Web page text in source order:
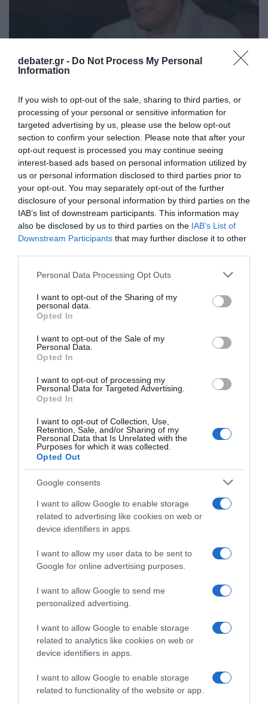
debater.gr - Do Not Process My Personal
Information
If you wish to opt-out of the sale, sharing to third parties, or
processing of your personal or sensitive information for
targeted advertising by us, please use the below opt-out
section to confirm your selection. Please note that after your
opt-out request is processed you may continue seeing
interest-based ads based on personal information utilized by
us or personal information disclosed to third parties prior to
your opt-out. You may separately opt-out of the further
disclosure of your personal information by third parties on the
IAB’s list of downstream participants. This information may
also be disclosed by us to third parties on the IAB’s List of
Downstream Participants that may further disclose it to other
Please note that this website/app uses one or more Google
not limited to your visit or usage behaviour. You may click to
grant or deny consent to Google and its third-party tags to
use your data for below specified purposes in below Google
consent section.
Personal Data Processing Opt Outs
I want to opt-out of the Sharing of my
personal data.
Opted In
I want to opt-out of the Sale of my
Personal Data.
Opted In
I want to opt-out of processing my
Personal Data for Targeted Advertising.
Opted In
I want to opt-out of Collection, Use,
Retention, Sale, and/or Sharing of my
Personal Data that Is Unrelated with the
Purposes for which it was collected.
Opted Out
Google consents
I want to allow Google to enable storage
related to advertising like cookies on web or
device identifiers in apps.
I want to allow my user data to be sent to
Google for online advertising purposes.
I want to allow Google to send me
personalized advertising.
I want to allow Google to enable storage
related to analytics like cookies on web or
device identifiers in apps.
I want to allow Google to enable storage
related to functionality of the website or app.
LIFESTYLE
Eurovision 2026 – Κατερίνα Βρανά: «Πιστεύω
ότι με επέλεξαν για το φουντωτό μαλλί μου
και επειδή είμαι ανάπηρη»
Τι αποκάλυψε για τις 3 βραδιές του Εθνικού Τελικού
20.01.2026 - 14:14
LIFESTYLE
Κατερίνα Βρανά: Είμαι κατενθουσιασμένη
που θα βρεθώ στην παρουσίαση της
Eurovision